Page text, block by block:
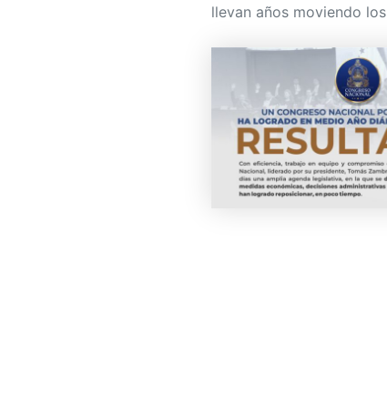
llevan años moviendo los